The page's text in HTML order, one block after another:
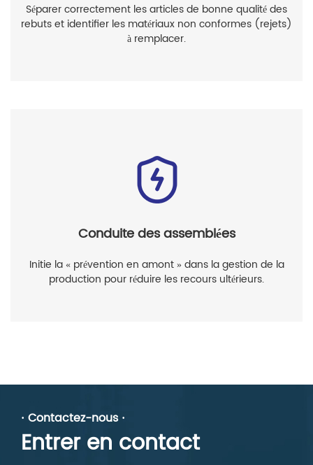
Séparer correctement les articles de bonne qualité des
rebuts et identifier les matériaux non conformes (rejets)
à remplacer.
Conduite des assemblées
Initie la « prévention en amont » dans la gestion de la
production pour réduire les recours ultérieurs.
· Contactez-nous ·
Entrer en contact